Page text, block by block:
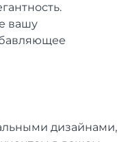
вашу
дизайнами,